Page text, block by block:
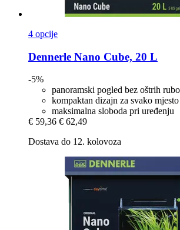
4 opcije
Dennerle Nano Cube, 20 L
-5%
panoramski pogled bez oštrih
kompaktan dizajn za svako mjesto
maksimalna sloboda pri uređenju
€ 59,36 € 62,49
Dostava do 12. kolovoza